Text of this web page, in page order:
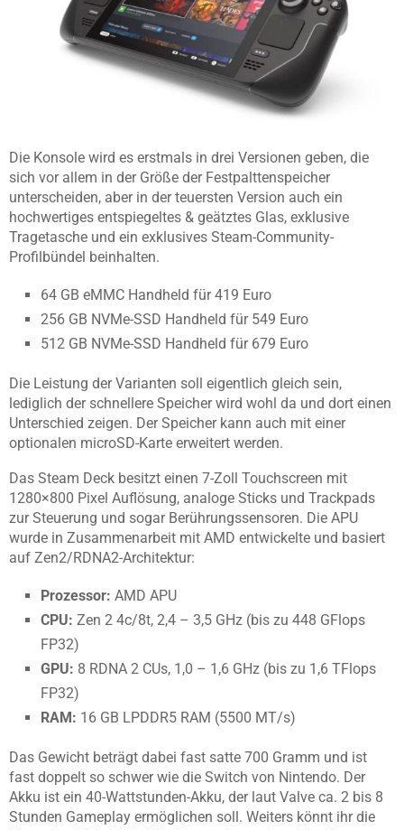
Die Konsole wird es erstmals in drei Versionen geben, die
sich vor allem in der Größe der Festpalttenspeicher
unterscheiden, aber in der teuersten Version auch ein
hochwertiges entspiegeltes & geätztes Glas, exklusive
Tragetasche und ein exklusives Steam-Community-
Profilbündel beinhalten.
64 GB eMMC Handheld für 419 Euro
256 GB NVMe-SSD Handheld für 549 Euro
512 GB NVMe-SSD Handheld für 679 Euro
Die Leistung der Varianten soll eigentlich gleich sein,
lediglich der schnellere Speicher wird wohl da und dort einen
Unterschied zeigen. Der Speicher kann auch mit einer
optionalen microSD-Karte erweitert werden.
Das Steam Deck besitzt einen 7-Zoll Touchscreen mit
1280×800 Pixel Auflösung, analoge Sticks und Trackpads
zur Steuerung und sogar Berührungssensoren. Die APU
wurde in Zusammenarbeit mit AMD entwickelte und basiert
auf Zen2/RDNA2-Architektur:
Prozessor: AMD APU
CPU: Zen 2 4c/8t, 2,4 – 3,5 GHz (bis zu 448 GFlops
FP32)
GPU: 8 RDNA 2 CUs, 1,0 – 1,6 GHz (bis zu 1,6 TFlops
FP32)
RAM: 16 GB LPDDR5 RAM (5500 MT/s)
Das Gewicht beträgt dabei fast satte 700 Gramm und ist
fast doppelt so schwer wie die Switch von Nintendo. Der
Akku ist ein 40-Wattstunden-Akku, der laut Valve ca. 2 bis 8
Stunden Gameplay ermöglichen soll. Weiters könnt ihr die